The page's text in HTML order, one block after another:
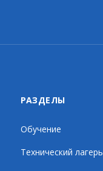
РАЗДЕЛЫ
Обучение
Технический лагерь